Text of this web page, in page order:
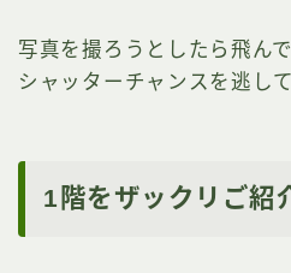
写真を撮ろうとしたら飛ん
シャッターチャンスを逃し
1階をザックリご紹